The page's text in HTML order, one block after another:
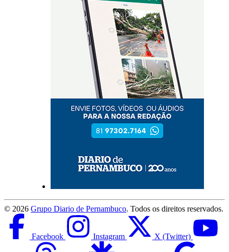
© 2026 Grupo Diario de Pernambuco. Todos os direitos reservados.
Facebook Instagram X (Twitter)